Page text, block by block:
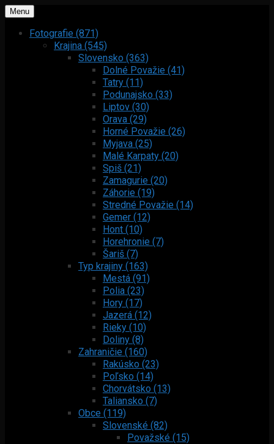
Menu
Fotografie (871)
Krajina (545)
Slovensko (363)
Dolné Považie (41)
Tatry (11)
Podunajsko (33)
Liptov (30)
Orava (29)
Horné Považie (26)
Myjava (25)
Malé Karpaty (20)
Spiš (21)
Zamagurie (20)
Záhorie (19)
Stredné Považie (14)
Gemer (12)
Hont (10)
Horehronie (7)
Šariš (7)
Typ krajiny (163)
Mestá (91)
Polia (23)
Hory (17)
Jazerá (12)
Rieky (10)
Doliny (8)
Zahraničie (160)
Rakúsko (23)
Poľsko (14)
Chorvátsko (13)
Taliansko (7)
Obce (119)
Slovenské (82)
Považské (15)